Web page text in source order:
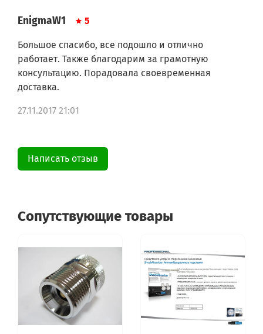
EnigmaW1 5
Большое спасибо, все подошло и отлично
работает. Также благодарим за грамотную
консультацию. Порадовала своевременная
доставка.
27.11.2017 21:01
Написать отзыв
Сопутствующие товары